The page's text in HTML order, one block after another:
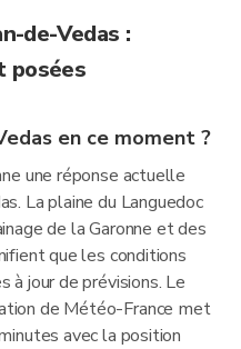
de-Vedas :
posées
en ce moment ?
une réponse actuelle
La plaine du Languedoc
de la Garonne et des
que les conditions
à jour de prévisions. Le
de Météo-France met
avec la position